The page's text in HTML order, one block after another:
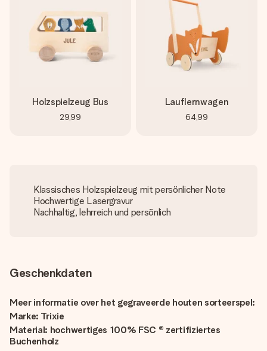
Holzspielzeug Bus
29,99
Lauflernwagen
64,99
Klassisches Holzspielzeug mit persönlicher Note
Hochwertige Lasergravur
Nachhaltig, lehrreich und persönlich
Geschenkdaten
Meer informatie over het gegraveerde houten sorteerspel:
Marke: Trixie
Material: hochwertiges 100% FSC ® zertifiziertes
Buchenholz